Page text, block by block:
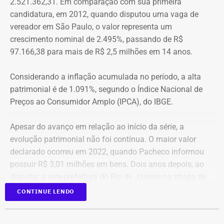
aproximação, a central de monitoramento é acionada e
entra em contato com a vítima e o agressor por telefone.
A atriz Cristiane Machado foi a primeira mulher no estado do Rio a receber
o “botão do pânico” — Foto: Divulgação.
Quatro anos depois, nas eleições de 2022, quando voltou
a disputar uma vaga na Assembleia Legislativa (Alerj) e
novamente ficou como suplente, o patrimônio declarado
saltou para R$ 1.658.540,00. Na ocasião, os bens
mil, uma chácara de R$ 400 mil, dois veículos que
somavam R$ 647,3 mil e participações societárias em
empresas do ramo de alimentação.
Em 2024, quando foi eleito vereador da cidade de Nova
Iguaçu, Elton Cristo declarou R$ 2.317.390,00 em bens,
incluindo um sítio avaliado em R$ 1,12 milhão, além de
um apartamento, outro imóvel rural, participação
societária e um veículo.
Os bens informados pelos candidatos são
candidatura, em 2012, quando disputou uma vaga de
vereador em São Paulo, o valor representa um
crescimento nominal de 2.495%, passando de R$
97.166,38 para mais de R$ 2,5 milhões em 14 anos.
Considerando a inflação acumulada no período, a alta
patrimonial é de 1.091%, segundo o Índice Nacional de
Preços ao Consumidor Amplo (IPCA), do IBGE.
Apesar do avanço em relação ao início da série, a
evolução patrimonial não foi contínua. O maior valor
declarado ocorreu em 2022, quando Pacheco informou
possuir R$ 3,01 milhões em bens. Dois anos depois, ao
Rodrigo Amorim (União), o patrimônio caiu para R$ 1,68
milhão.
CONTINUE LENDO